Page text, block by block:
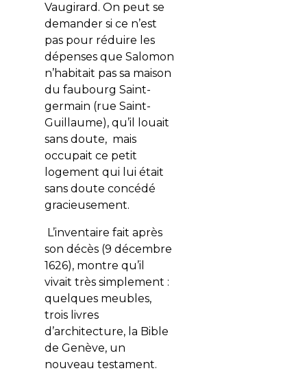
Vaugirard. On peut se
demander si ce n’est
pas pour réduire les
dépenses que Salomon
n’habitait pas sa maison
du faubourg Saint-
germain (rue Saint-
Guillaume), qu’il louait
sans doute, mais
occupait ce petit
logement qui lui était
sans doute concédé
gracieusement.
L’inventaire fait après
son décès (9 décembre
1626), montre qu’il
vivait très simplement :
quelques meubles,
trois livres
d’architecture, la Bible
de Genève, un
nouveau testament.